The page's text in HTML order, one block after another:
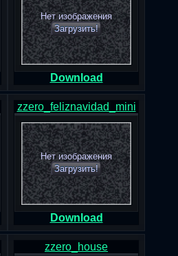
Нет изображения
Загрузить!
Download
zzero_feliznavidad_mini
Нет изображения
Загрузить!
Download
zzero_house